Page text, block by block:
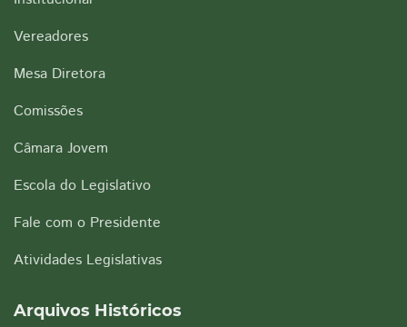
Vereadores
Mesa Diretora
Comissões
Câmara Jovem
Escola do Legislativo
Fale com o Presidente
Atividades Legislativas
Arquivos Históricos